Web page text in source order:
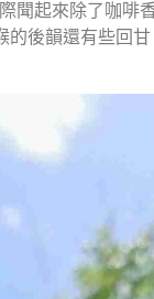
聞起來除了咖啡
後韻還有些回